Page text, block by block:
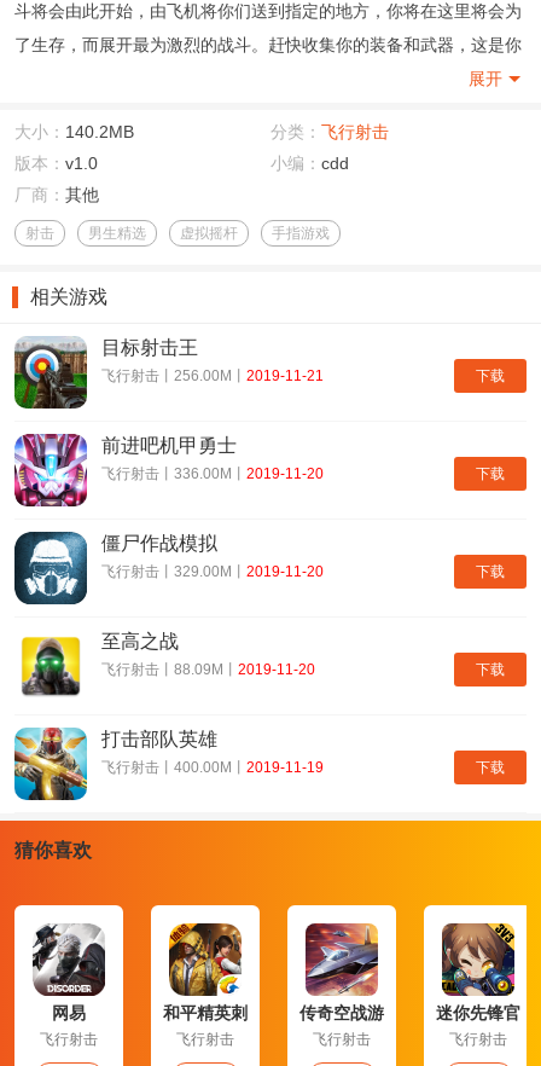
斗将会由此开始，由飞机将你们送到指定的地方，你将在这里将会为
了生存，而展开最为激烈的战斗。赶快收集你的装备和武器，这是你
保命的重要手段，也是你和敌人对抗的最主要的东西。互相之间的拼
格斗之夜大逃杀官网版特色：
1、广阔的地图，以及随时可以切换的视角，可以让你在这个地图中
体验到最为刺激畅爽的大逃杀玩法乐趣。
2、你需要充房屋中收集各种防具、枪支武器和药水，这是你生存下
去的最重要的依仗，也是和敌人对拼的底气。
3、随着毒圈的不断缩小，你们的竞争会更加的激烈，只有消灭掉除
你之外所有的敌人，你才能获得胜利。
多样的各种不同的枪支武器，手枪、霰弹枪、步枪还是狙击枪，在里
面都有，选择你趁手的武器，你消灭敌人吧。
种模式就玩哪种模式，畅爽体验游戏乐趣。
@皮皮虾：“一直很是喜欢大逃杀玩法，那种刺激、不安等交杂在一
起的感觉，真的是很容易让人上瘾啊。我感觉我已经喜欢上这款游戏
了。”
展开
大小： 140.2MB 分类： 飞行射击
版本： v1.0 小编： cdd
厂商： 其他
射击 男生精选 虚拟摇杆 手指游戏
相关游戏
下载
目标射击王
飞行射击丨256.00M丨 2019-11-21
下载
前进吧机甲勇士
飞行射击丨336.00M丨 2019-11-20
下载
僵尸作战模拟
飞行射击丨329.00M丨 2019-11-20
下载
至高之战
飞行射击丨88.09M丨 2019-11-20
下载
打击部队英雄
飞行射击丨400.00M丨 2019-11-19
猜你喜欢
网易
Disorder官
飞行射击
和平精英刺
激战场互通
飞行射击
传奇空战游
戏
飞行射击
迷你先锋官
方版
飞行射击